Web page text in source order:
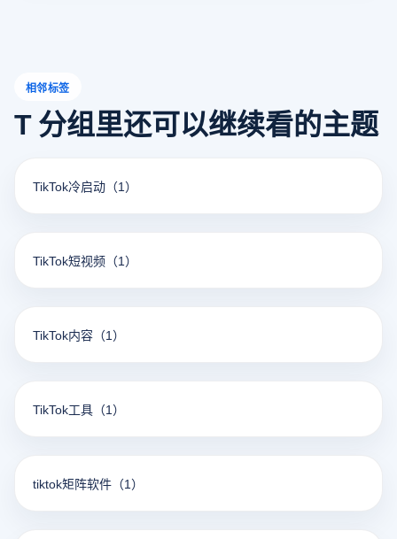
相邻标签
T 分组里还可以继续看的主题
TikTok冷启动 （1）
TikTok短视频 （1）
TikTok内容 （1）
TikTok工具 （1）
tiktok矩阵软件 （1）